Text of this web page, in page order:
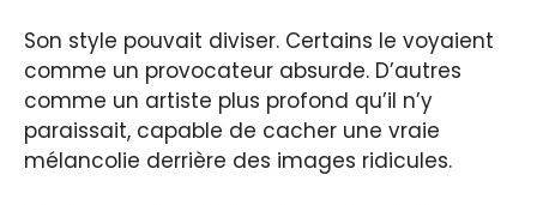
Son style pouvait diviser. Certains le voyaient
comme un provocateur absurde. D’autres
comme un artiste plus profond qu’il n’y
paraissait, capable de cacher une vraie
mélancolie derrière des images ridicules.